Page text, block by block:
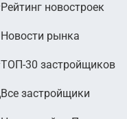
Рейтинг новостроек
Новости рынка
ТОП-30 застройщиков
Все застройщики